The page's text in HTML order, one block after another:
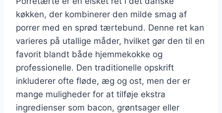
køkken, der kombinerer den milde smag af
porrer med en sprød tærtebund. Denne ret kan
varieres på utallige måder, hvilket gør den til en
favorit blandt både hjemmekokke og
professionelle. Den traditionelle opskrift
inkluderer ofte fløde, æg og ost, men der er
mange muligheder for at tilføje ekstra
ingredienser som bacon, grøntsager eller